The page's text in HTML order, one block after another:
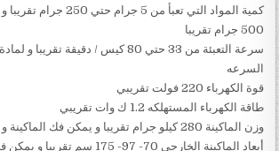
كمية المواد التي تعبأ من 5
500 جرام تقريبا
سرعة التعبئة من 33 حتي 80 كيس / دقيقة
السرعه
قوة الكهرباء 220 فولت تقريبي
طاقة الكهرباء المستهلكه 1.2 ك وات تقريبي
وزن الماكينة 280 كيلو جرام تقريبا و يمكن فك الماكينة و تركيبها في اي مكان
أبعاد الماكينة الخارجي 70- 97- 175